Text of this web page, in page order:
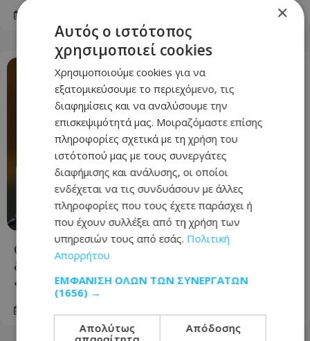
CNNi: Ο στρατηγός του Τραμπ «αναζητά
διέξοδο» από τον πόλεμο στο Ιράν -
«Μπούμερανγκ η κλιμάκωση»
×
Αυτός ο ιστότοπος
χρησιμοποιεί cookies
Χρησιμοποιούμε cookies για να
εξατομικεύσουμε το περιεχόμενο, τις
διαφημίσεις και να αναλύσουμε την
επισκεψιμότητά μας. Μοιραζόμαστε επίσης
πληροφορίες σχετικά με τη χρήση του
ιστότοπού μας με τους συνεργάτες
διαφήμισης και ανάλυσης, οι οποίοι
ενδέχεται να τις συνδυάσουν με άλλες
πληροφορίες που τους έχετε παράσχει ή
που έχουν συλλέξει από τη χρήση των
υπηρεσιών τους από εσάς. Πολιτική
Απορρήτου
ΕΜΦΆΝΙΣΗ ΌΛΩΝ ΤΩΝ ΣΥΝΕΡΓΑΤΏΝ
(1656) →
Απολύτως
Απόδοσης